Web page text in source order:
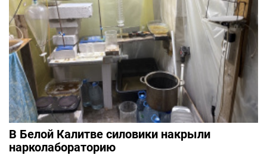
В Белой Калитве силовики накрыли
нарколабораторию